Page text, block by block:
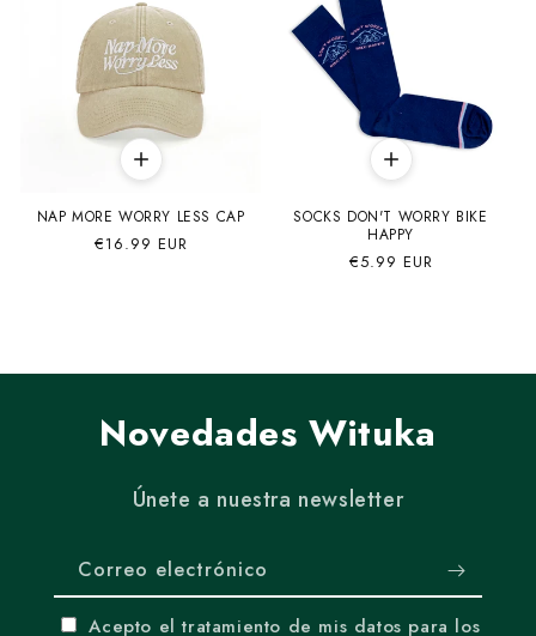
NAP MORE WORRY LESS CAP
Precio
€16.99 EUR
SOCKS DON'T WORRY BIKE
HAPPY
Precio
€5.99 EUR
Novedades Wituka
Únete a nuestra newsletter
Correo electrónico
Acepto el tratamiento de mis datos para los